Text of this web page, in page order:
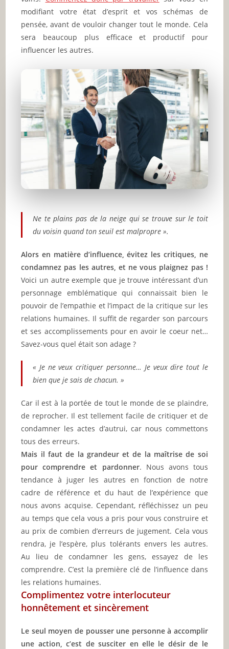
modifiant votre état d’esprit et vos schémas de
pensée, avant de vouloir changer tout le monde. Cela
sera beaucoup plus efficace et productif pour
influencer les autres.
Ne te plains pas de la neige qui se trouve sur le toit
du voisin quand ton seuil est malpropre ».
Alors en matière d’influence, évitez les critiques, ne
condamnez pas les autres, et ne vous plaignez pas !
Voici un autre exemple que je trouve intéressant d’un
personnage emblématique qui connaissait bien le
pouvoir de l’empathie et l’impact de la critique sur les
relations humaines. Il suffit de regarder son parcours
et ses accomplissements pour en avoir le coeur net…
Savez-vous quel était son adage ?
« Je ne veux critiquer personne… Je veux dire tout le
bien que je sais de chacun. »
Car il est à la portée de tout le monde de se plaindre,
de reprocher. Il est tellement facile de critiquer et de
condamner les actes d’autrui, car nous commettons
tous des erreurs.
Mais il faut de la grandeur et de la maîtrise de soi
pour comprendre et pardonner. Nous avons tous
tendance à juger les autres en fonction de notre
cadre de référence et du haut de l’expérience que
nous avons acquise. Cependant, réfléchissez un peu
au temps que cela vous a pris pour vous construire et
au prix de combien d’erreurs de jugement. Cela vous
rendra, je l’espère, plus tolérants envers les autres.
Au lieu de condamner les gens, essayez de les
comprendre. C’est la première clé de l’influence dans
les relations humaines.
Complimentez votre interlocuteur
honnêtement et sincèrement
Le seul moyen de pousser une personne à accomplir
une action, c’est de susciter en elle le désir de le